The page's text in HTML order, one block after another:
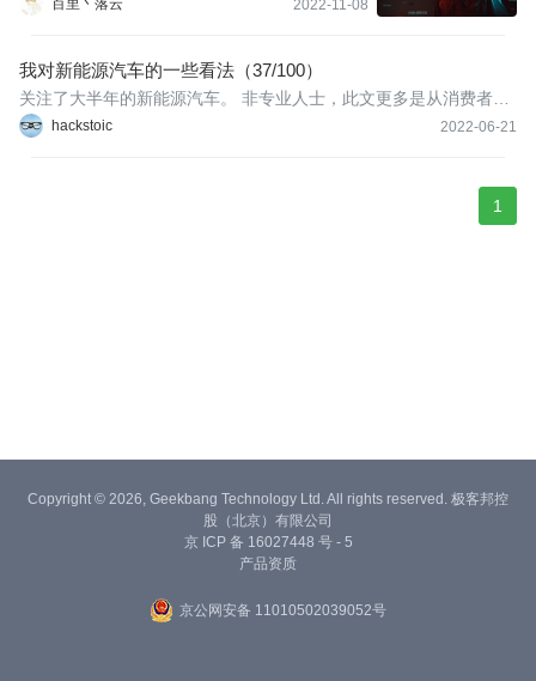
百里丶落云 2022-11-08
我对新能源汽车的一些看法（37/100）
hackstoic 2022-06-21
关注了大半年的新能源汽车。 非专业人士，此文更多是从消费者视
角来解读，信息来源于网络文章，汽车论坛，再科普视频，研究报
1
Copyright © 2026, Geekbang Technology Ltd. All rights reserved. 极客邦控
股（北京）有限公司
京 ICP 备 16027448 号 - 5
产品资质
京公网安备 11010502039052号